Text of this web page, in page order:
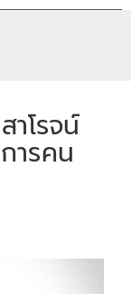
โรจน์
ารคน